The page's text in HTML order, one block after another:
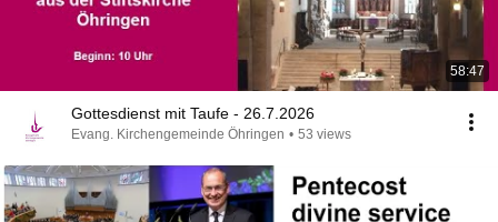
58:47
Gottesdienst mit Taufe - 26.7.2026
Evang. Kirchengemeinde Öhringen • 53 views